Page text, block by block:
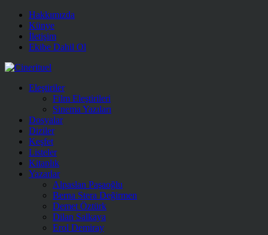
Hakkımızda
Künye
İletişim
Ekibe Dahil Ol
Eleştiriler
Film Eleştirileri
Sinema Yazıları
Dosyalar
Diziler
Keşfet
Listeler
Kitaplık
Yazarlar
Alpaslan Paşaoğlu
Berna Stera Değirmen
Demet Öztürk
Dilan Salkaya
Erol Demiray